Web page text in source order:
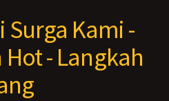
Kami -
- Langkah